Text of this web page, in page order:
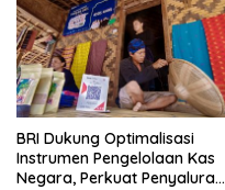
BRI Dukung Optimalisasi
Instrumen Pengelolaan Kas
Negara, Perkuat Penyaluran